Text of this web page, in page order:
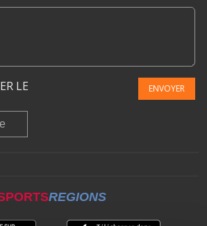
LE
ENVOYER
REGIONS